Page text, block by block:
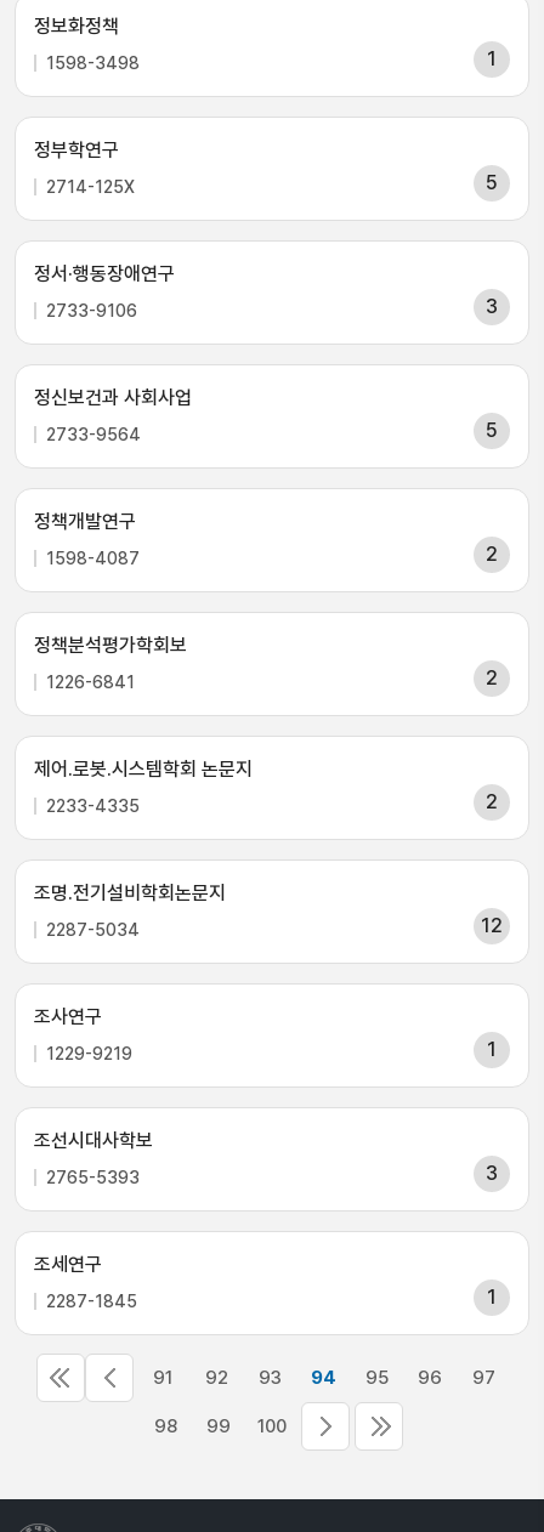
정보화정책
1598-3498 1
정부학연구
2714-125X 5
정서·행동장애연구
2733-9106 3
정신보건과 사회사업
2733-9564 5
정책개발연구
1598-4087 2
정책분석평가학회보
1226-6841 2
제어.로봇.시스템학회 논문지
2233-4335 2
조명.전기설비학회논문지
2287-5034 12
조사연구
1229-9219 1
조선시대사학보
2765-5393 3
조세연구
2287-1845 1
91 92 93 94 95 96 97
98 99 100